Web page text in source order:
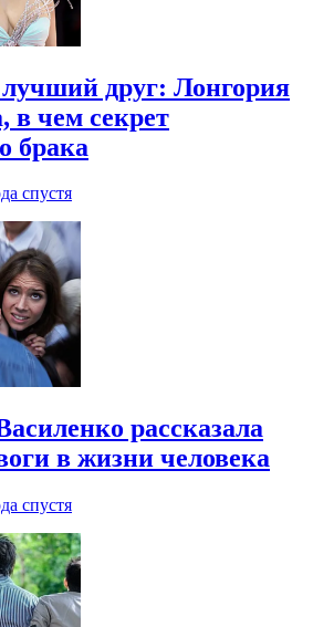
друг: Лонгория
в чем секрет
брака
спустя
рассказала
в жизни человека
спустя